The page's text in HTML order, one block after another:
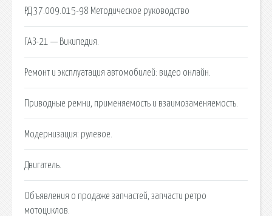
РД 37.009.015-98 Методическое руководство
ГАЗ-21 — Википедия.
Ремонт и эксплуатация автомобилей: видео онлайн.
Приводные ремни, применяемость и взаимозаменяемость.
Модернизация: рулевое.
Двигатель.
Объявления о продаже запчастей, запчасти ретро
мотоциклов.